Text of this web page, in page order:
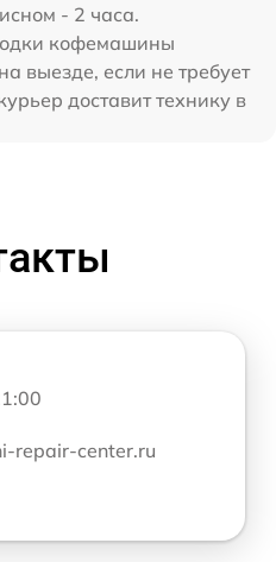
- 2 часа.
кофемашины
выезде, если не требует
доставит технику в
repair-center.ru